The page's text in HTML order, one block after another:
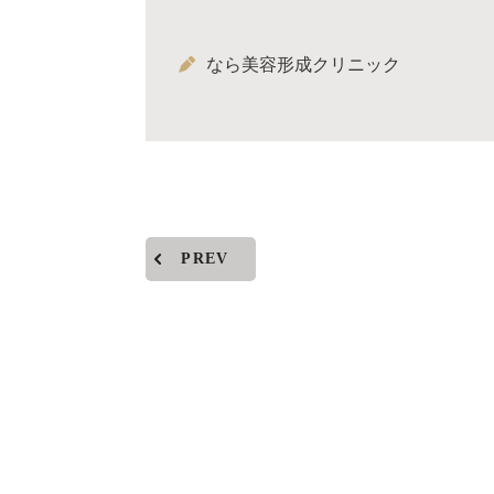
なら美容形成クリニック
PREV